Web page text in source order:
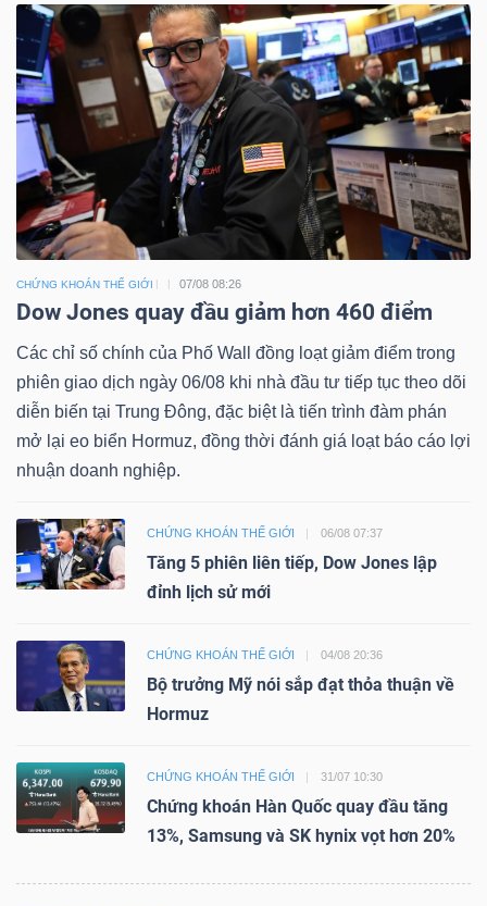
CHỨNG KHOÁN THẾ GIỚI 07/08 08:26
Dow Jones quay đầu giảm hơn 460 điểm
Các chỉ số chính của Phố Wall đồng loạt giảm điểm trong
phiên giao dịch ngày 06/08 khi nhà đầu tư tiếp tục theo dõi
diễn biến tại Trung Đông, đặc biệt là tiến trình đàm phán
mở lại eo biển Hormuz, đồng thời đánh giá loạt báo cáo lợi
nhuận doanh nghiệp.
CHỨNG KHOÁN THẾ GIỚI 06/08 07:37
Tăng 5 phiên liên tiếp, Dow Jones lập
đỉnh lịch sử mới
CHỨNG KHOÁN THẾ GIỚI 04/08 20:36
Bộ trưởng Mỹ nói sắp đạt thỏa thuận về
Hormuz
CHỨNG KHOÁN THẾ GIỚI 31/07 10:30
Chứng khoán Hàn Quốc quay đầu tăng
13%, Samsung và SK hynix vọt hơn 20%